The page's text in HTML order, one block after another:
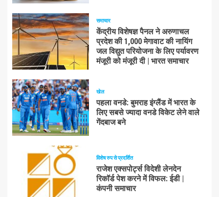
समाचार
केंद्रीय विशेषज्ञ पैनल ने अरुणाचल
प्रदेश की 1,000 मेगावाट की नायिंग
जल विद्युत परियोजना के लिए पर्यावरण
मंजूरी को मंजूरी दी | भारत समाचार
खेल
पहला वनडे: बुमराह इंग्लैंड में भारत के
लिए सबसे ज्यादा वनडे विकेट लेने वाले
गेंदबाज बने
विशेष रुप से प्रदर्शित
राजेश एक्सपोर्ट्स विदेशी लेनदेन
रिकॉर्ड पेश करने में विफल: ईडी |
कंपनी समाचार